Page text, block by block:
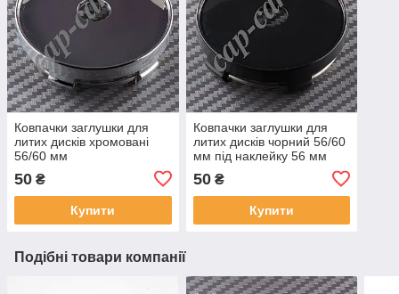
Ковпачки заглушки для
литих дисків хромовані
56/60 мм
50 ₴
Купити
Ковпачки заглушки для
литих дисків чорний 56/60
мм під наклейку 56 мм
50₴
Купити
Подібні товари компанії